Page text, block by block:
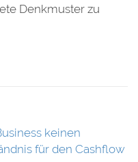
Denkmuster zu